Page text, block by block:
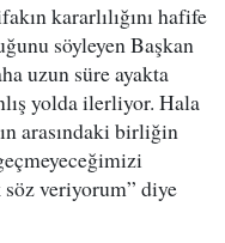
kararlılığını hafife
söyleyen Başkan
uzun süre ayakta
yolda ilerliyor. Hala
arasındaki birliğin
veriyorum” diye